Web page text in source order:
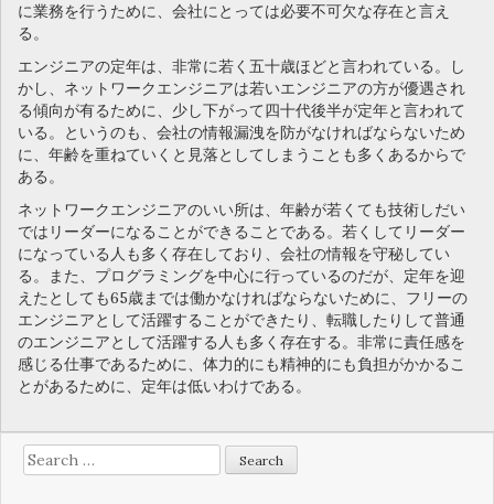
に業務を行うために、会社にとっては必要不可欠な存在と言え
る。
エンジニアの定年は、非常に若く五十歳ほどと言われている。し
かし、ネットワークエンジニアは若いエンジニアの方が優遇され
る傾向が有るために、少し下がって四十代後半が定年と言われて
いる。というのも、会社の情報漏洩を防がなければならないため
に、年齢を重ねていくと見落としてしまうことも多くあるからで
ある。
ネットワークエンジニアのいい所は、年齢が若くても技術しだい
ではリーダーになることができることである。若くしてリーダー
になっている人も多く存在しており、会社の情報を守秘してい
る。また、プログラミングを中心に行っているのだが、定年を迎
えたとしても65歳までは働かなければならないために、フリーの
エンジニアとして活躍することができたり、転職したりして普通
のエンジニアとして活躍する人も多く存在する。非常に責任感を
感じる仕事であるために、体力的にも精神的にも負担がかかるこ
とがあるために、定年は低いわけである。
Search
for: